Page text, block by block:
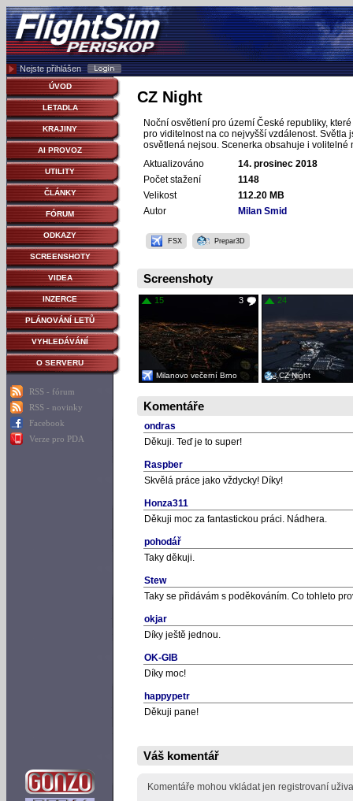
Nejste přihlášen
ÚVOD
LETADLA
KRAJINY
AI PROVOZ
UTILITY
ČLÁNKY
FÓRUM
ODKAZY
SCREENSHOTY
VIDEA
INZERCE
PLÁNOVÁNÍ LETŮ
VYHLEDÁVÁNÍ
O SERVERU
RSS - fórum
RSS - novinky
Facebook
Verze pro PDA
CZ Night
Noční osvětlení pro území České republiky,
pro viditelnost na co nejvyšší vzdálenost. Světla
osvětlená nejsou. Scenerka obsahuje i
Aktualizováno
14. prosinec 2018
Počet stažení
1148
Velikost
112.20 MB
Autor
Milan Smid
FSX Prepar3D
Screenshoty
3
15
Milanovo večerní Brno
24
CZ Night
Komentáře
ondras
Děkuji. Teď je to super!
Raspber
Skvělá práce jako vždycky! Díky!
Honza311
Děkuji moc za fantastickou práci. Nádhera.
pohodář
Taky děkuji.
Stew
Taky se přidávám s poděkováním. Co tohleto
okjar
Díky ještě jednou.
OK-GIB
Díky moc!
happypetr
Děkuji pane!
Váš komentář
Komentáře mohou vkládat jen registrovaní